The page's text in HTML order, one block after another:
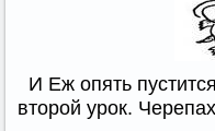
И Еж опять
второй урок.